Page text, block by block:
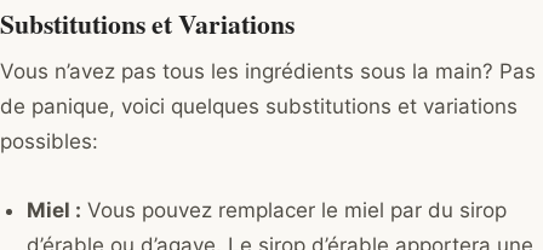
Substitutions et Variations
Vous n’avez pas tous les ingrédients sous la main? Pas
de panique, voici quelques substitutions et variations
possibles:
Miel : Vous pouvez remplacer le miel par du sirop
d’érable ou d’agave. Le sirop d’érable apportera une